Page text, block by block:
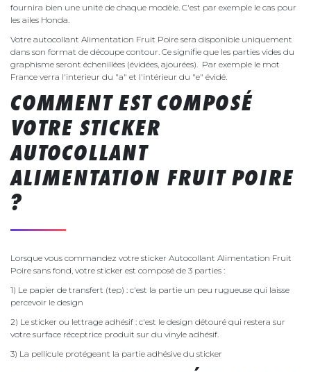
fournira bien une unité de chaque modèle. C'est par exemple le cas pour
les ailes Honda.
Votre autocollant Alimentation Fruit Poire sera disponible uniquement
dans son format de découpe contour. Ce signifie que les parties vides du
graphisme seront échenillées (évidées, ajourées). Par exemple le mot
France verra l'interieur du "a" et l'intérieur du "e" évidé.
COMMENT EST COMPOSÉ
VOTRE STICKER
AUTOCOLLANT
ALIMENTATION FRUIT POIRE
?
Lorsque vous commandez votre sticker Autocollant Alimentation Fruit
Poire sans fond, votre sticker est composé de 3 parties :
1) Le papier de transfert (tep) : c'est la partie un peu rugueuse qui laisse
percevoir le design
2) Le sticker ou lettrage adhésif : c'est le design détouré qui restera sur
votre surface réceptrice produit sur du vinyle adhésif.
3) La pellicule protégeant la partie adhésive du sticker